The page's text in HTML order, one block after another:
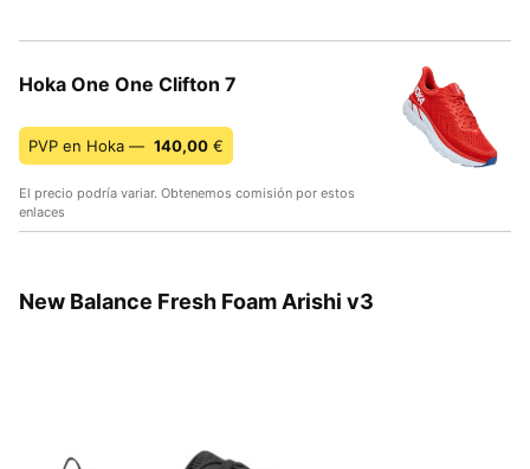
Hoka One One Clifton 7
PVP en Hoka — 140,00 €
El precio podría variar. Obtenemos comisión por estos
enlaces
New Balance Fresh Foam Arishi v3